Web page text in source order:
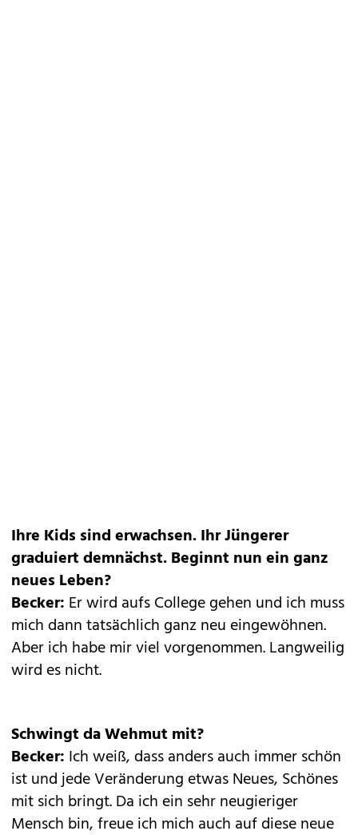
Ihre Kids sind erwachsen. Ihr Jüngerer
graduiert demnächst. Beginnt nun ein ganz
neues Leben?
Becker: Er wird aufs College gehen und ich muss
mich dann tatsächlich ganz neu eingewöhnen.
Aber ich habe mir viel vorgenommen. Langweilig
wird es nicht.
Schwingt da Wehmut mit?
Becker: Ich weiß, dass anders auch immer schön
ist und jede Veränderung etwas Neues, Schönes
mit sich bringt. Da ich ein sehr neugieriger
Mensch bin, freue ich mich auch auf diese neue